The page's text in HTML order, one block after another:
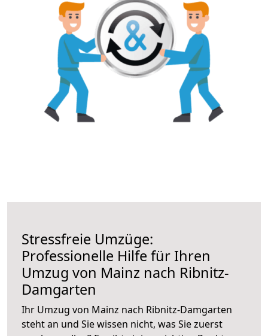
Stressfreie Umzüge:
Professionelle Hilfe für Ihren
Umzug von Mainz nach Ribnitz-
Damgarten
Ihr Umzug von Mainz nach Ribnitz-Damgarten
steht an und Sie wissen nicht, was Sie zuerst